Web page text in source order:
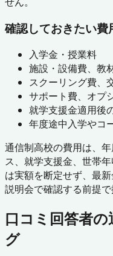
確認しておきたい費
入学金・授業料
施設・設備費、教
スクーリング費、
サポート費、オプ
就学支援金適用後
年度途中入学やコ
通信制高校の費用は、
ス、就学支援金、世帯
は実額を断定せず、最
説明会で確認する前提で
口コミ回答者
グ